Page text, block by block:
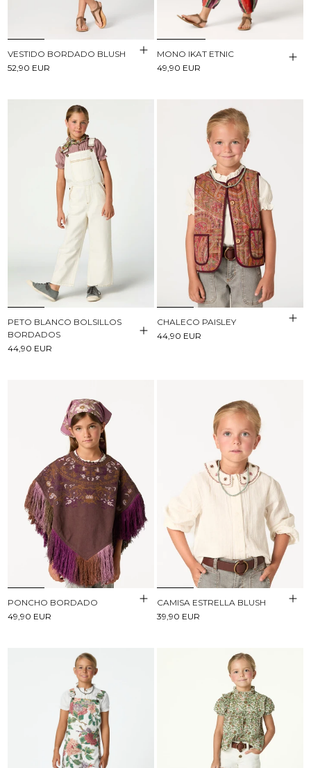
VESTIDO BORDADO BLUSH
52,90 EUR
MONO IKAT ETNIC
49,90 EUR
PETO BLANCO BOLSILLOS
BORDADOS
44,90 EUR
CHALECO PAISLEY
44,90 EUR
PONCHO BORDADO
49,90 EUR
CAMISA ESTRELLA BLUSH
39,90 EUR